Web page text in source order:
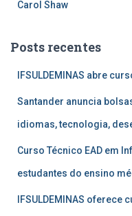
Carol Shaw
Posts recentes
IFSULDEMINAS abre
Santander anuncia
idiomas, tecnologia,
Curso Técnico EAD em
estudantes do ensino
IFSULDEMINAS